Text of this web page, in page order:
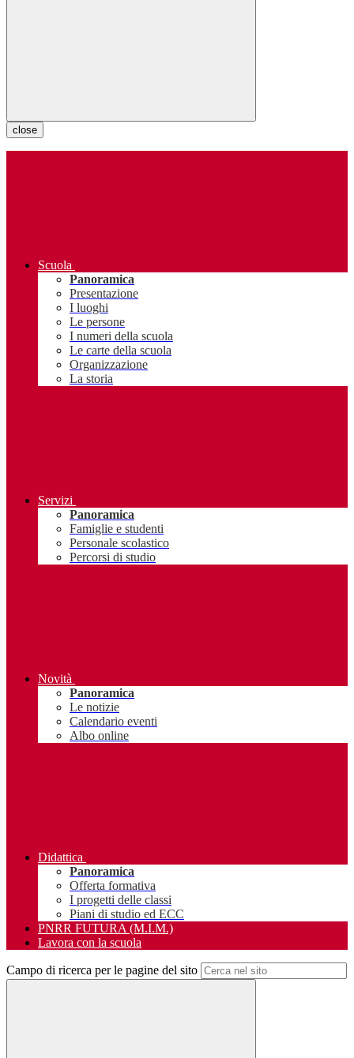
close
Scuola
Panoramica
Presentazione
I luoghi
Le persone
I numeri della scuola
Le carte della scuola
Organizzazione
La storia
Servizi
Panoramica
Famiglie e studenti
Personale scolastico
Percorsi di studio
Novità
Panoramica
Le notizie
Calendario eventi
Albo online
Didattica
Panoramica
Offerta formativa
I progetti delle classi
Piani di studio ed ECC
PNRR FUTURA (M.I.M.)
Lavora con la scuola
Campo di ricerca per le pagine del sito